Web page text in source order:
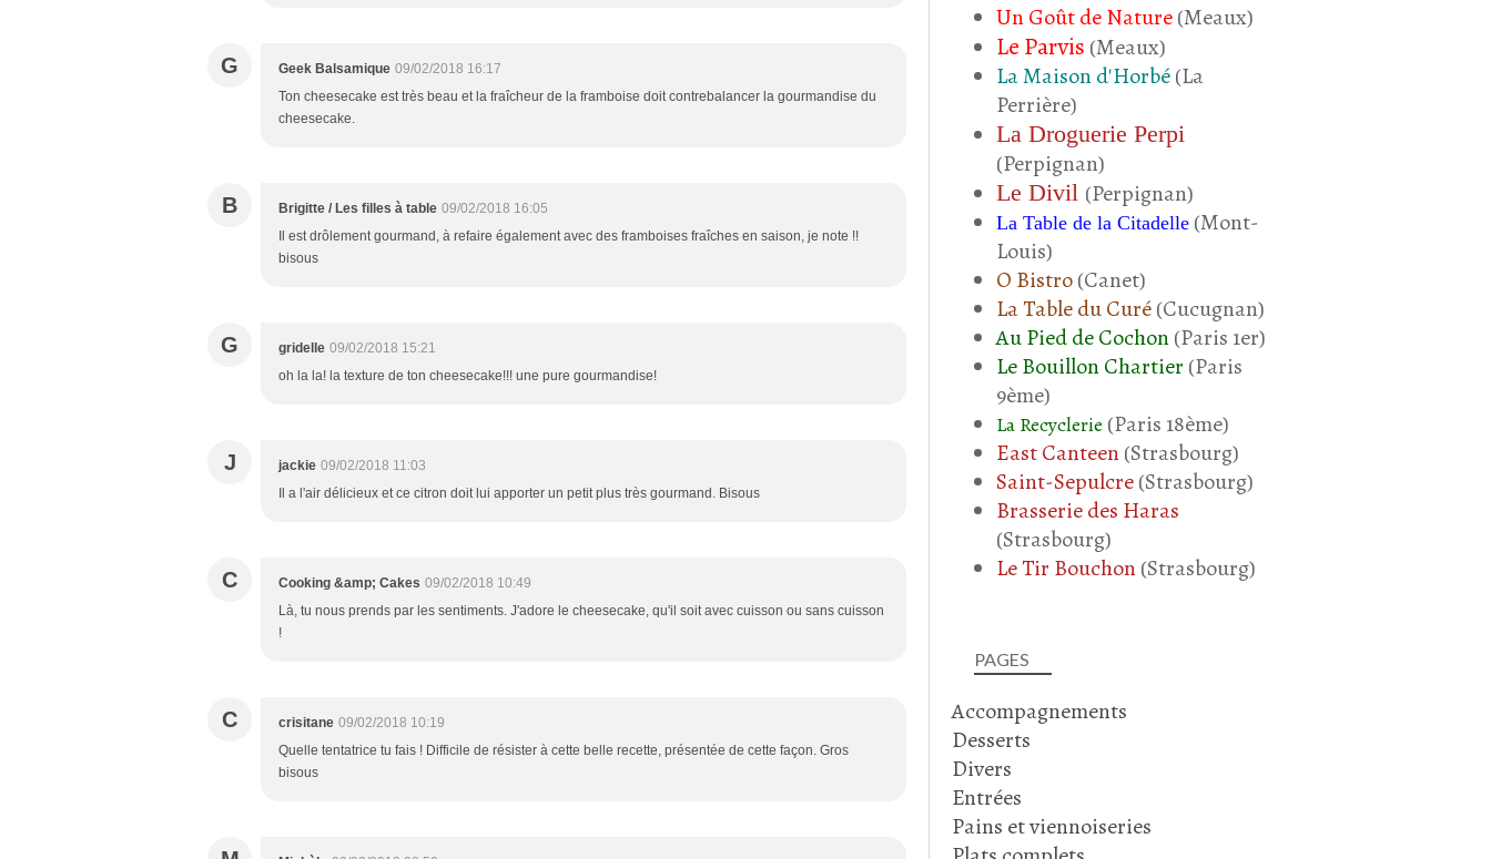
G Geek Balsamique 09/02/2018 16:17
Ton cheesecake est très beau et la fraîcheur de la framboise doit contrebalancer la gourmandise du
cheesecake.
B Brigitte / Les filles à table 09/02/2018 16:05
Il est drôlement gourmand, à refaire également avec des framboises fraîches en saison, je note !!
bisous
G gridelle 09/02/2018 15:21
oh la la! la texture de ton cheesecake!!! une pure gourmandise!
J jackie 09/02/2018 11:03
Il a l'air délicieux et ce citron doit lui apporter un petit plus très gourmand. Bisous
C Cooking &amp; Cakes 09/02/2018 10:49
Là, tu nous prends par les sentiments. J'adore le cheesecake, qu'il soit avec cuisson ou sans cuisson
!
C crisitane 09/02/2018 10:19
Quelle tentatrice tu fais ! Difficile de résister à cette belle recette, présentée de cette façon. Gros
bisous
PAGES
Accompagnements
Desserts
Divers
Entrées
Pains et viennoiseries
Un Goût de Nature(Meaux)
Le Parvis (Meaux)
La Maison d'Horbé(La
Perrière)
La Droguerie Perpi
(Perpignan)
Le Divil (Perpignan)
La Table de la Citadelle (Mont-
Louis)
O Bistro(Canet)
La Table du Curé(Cucugnan)
Au Pied de Cochon(Paris 1er)
Le Bouillon Chartier (Paris
9ème)
La Recyclerie (Paris 18ème)
East Canteen(Strasbourg)
Saint-Sepulcre(Strasbourg)
Brasserie des Haras
(Strasbourg)
Le Tir Bouchon(Strasbourg)